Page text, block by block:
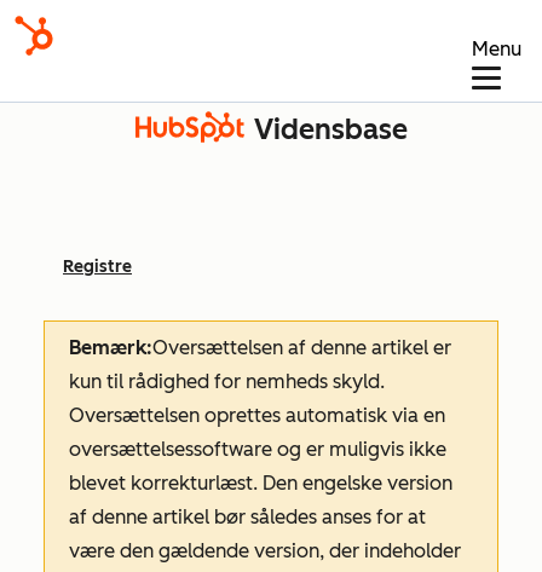
Menu
Vidensbase
Registre
Bemærk:Oversættelsen af denne artikel er
kun til rådighed for nemheds skyld.
Oversættelsen oprettes automatisk via en
oversættelsessoftware og er muligvis ikke
blevet korrekturlæst. Den engelske version
af denne artikel bør således anses for at
være den gældende version, der indeholder